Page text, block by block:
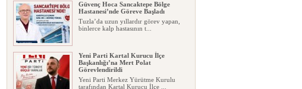
Güvenç Hoca Sancaktepe Bölge
Hastanesi’nde Göreve Başladı
Tuzla’da uzun yıllardır görev yapan,
binlerce kalp hastasının t...
Yeni Parti Kartal Kurucu İlçe
Başkanlığı’na Mert Polat
Görevlendirildi
Yeni Parti Merkez Yürütme Kurulu
tarafından Kartal Kurucu İlçe ...